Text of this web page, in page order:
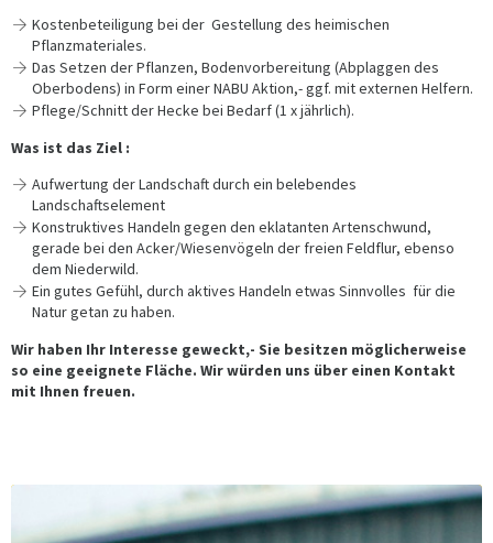
Kostenbeteiligung bei der Gestellung des heimischen
Pflanzmateriales.
Das Setzen der Pflanzen, Bodenvorbereitung (Abplaggen des
Oberbodens) in Form einer NABU Aktion,- ggf. mit externen Helfern.
Pflege/Schnitt der Hecke bei Bedarf (1 x jährlich).
Was ist das Ziel :
Aufwertung der Landschaft durch ein belebendes
Landschaftselement
Konstruktives Handeln gegen den eklatanten Artenschwund,
gerade bei den Acker/Wiesenvögeln der freien Feldflur, ebenso
dem Niederwild.
Ein gutes Gefühl, durch aktives Handeln etwas Sinnvolles für die
Natur getan zu haben.
Wir haben Ihr Interesse geweckt,- Sie besitzen möglicherweise
so eine geeignete Fläche. Wir würden uns über einen Kontakt
mit Ihnen freuen.